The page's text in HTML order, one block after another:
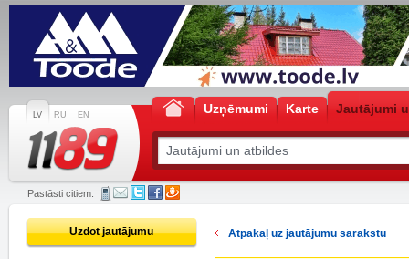
LV RU EN Uzņēmumi Karte Jautājumi
Pastāsti citiem:
Uzdot jautājumu Atpakaļ uz jautājumu sarakstu